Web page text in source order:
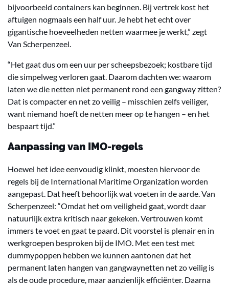
bijvoorbeeld containers kan beginnen. Bij vertrek kost het
aftuigen nogmaals een half uur. Je hebt het echt over
gigantische hoeveelheden netten waarmee je werkt,” zegt
Van Scherpenzeel.
“Het gaat dus om een uur per scheepsbezoek; kostbare tijd
die simpelweg verloren gaat. Daarom dachten we: waarom
laten we die netten niet permanent rond een gangway zitten?
Dat is compacter en net zo veilig – misschien zelfs veiliger,
want niemand hoeft de netten meer op te hangen – en het
bespaart tijd.”
Aanpassing van IMO-regels
Hoewel het idee eenvoudig klinkt, moesten hiervoor de
regels bij de International Maritime Organization worden
aangepast. Dat heeft behoorlijk wat voeten in de aarde. Van
Scherpenzeel: “Omdat het om veiligheid gaat, wordt daar
natuurlijk extra kritisch naar gekeken. Vertrouwen komt
immers te voet en gaat te paard. Dit voorstel is plenair en in
werkgroepen besproken bij de IMO. Met een test met
dummypoppen hebben we kunnen aantonen dat het
permanent laten hangen van gangwaynetten net zo veilig is
als de oude procedure, maar aanzienlijk efficiënter. Daarna